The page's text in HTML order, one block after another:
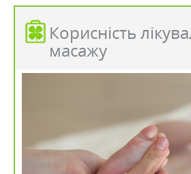
Корисність
масажу